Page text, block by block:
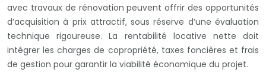
avec travaux de rénovation peuvent offrir des opportunités
d’acquisition à prix attractif, sous réserve d’une évaluation
technique rigoureuse. La rentabilité locative nette doit
intégrer les charges de copropriété, taxes foncières et frais
de gestion pour garantir la viabilité économique du projet.